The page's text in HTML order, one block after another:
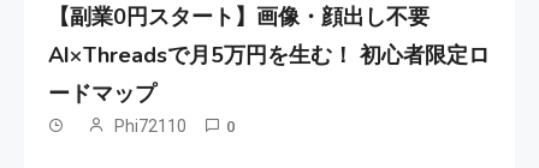
【副業0円スタート】画像・顔出し不要
AI×Threadsで月5万円を生む！ 初心者限定ロ
ードマップ
Phi72110 0